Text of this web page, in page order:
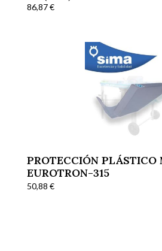
86,87€
PROTECCIÓN PLÁSTICO
EUROTRON-315
50,88 €